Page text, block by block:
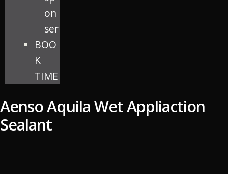
on
ser
BOO
K
TIME
Aenso Aquila Wet Appliaction
Sealant